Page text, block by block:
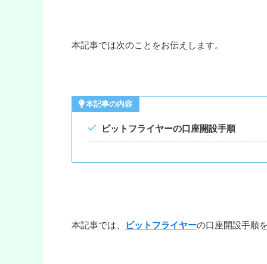
本記事では次のことをお伝えします。
本記事の内容
ビットフライヤーの口座開設手順
本記事では、 ビットフライヤーの口座開設手順